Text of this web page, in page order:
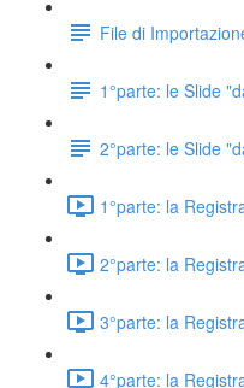
File di
1°parte: le Slide
2°parte: le Slide
1°parte: la
2°parte: la
3°parte: la
4°parte: la